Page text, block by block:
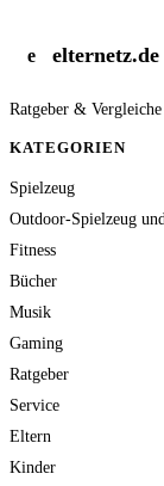
e elternetz.de
Ratgeber &
KATEGORIEN
Spielzeug
Outdoor-Spielzeug
Fitness
Bücher
Musik
Gaming
Ratgeber
Service
Eltern
Kinder